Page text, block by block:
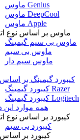
ماوس Genius
ماوس DeepCool
ماوس Apple
ماوس بر اساس نوع
ماوس بی سیم گیمینگ
ماوس بی سیم
ماوس سیم دار
کیبورد گیمینگ بر اساس
کیبورد گیمینگ Razer
کیبورد گیمینگ Logitech
همه موارد این
کیبورد بر اساس نوع
کیبورد بی سیم
کیبورد بر اساس